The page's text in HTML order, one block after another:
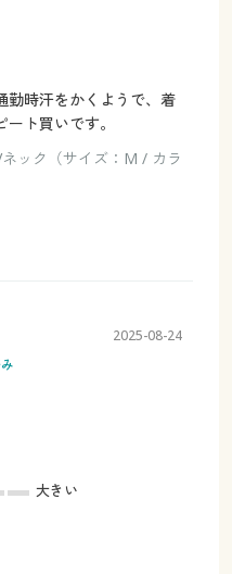
勤時汗をかくようで、着
ト買いです。
ック（サイズ：M / カラ
2025-08-24
大きい